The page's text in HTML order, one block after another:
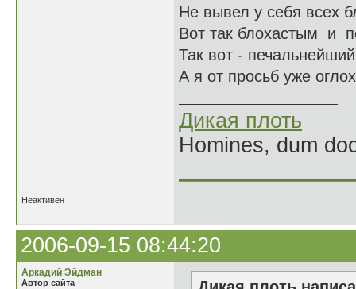
Не вывел у себя всех
Вот так блохастым и
Так вот -
А я от просьб уже
Дикая плоть
Homines, dum
Неактивен
2006-09-15 08:44:20
Аркадий Эйдман
Автор сайта